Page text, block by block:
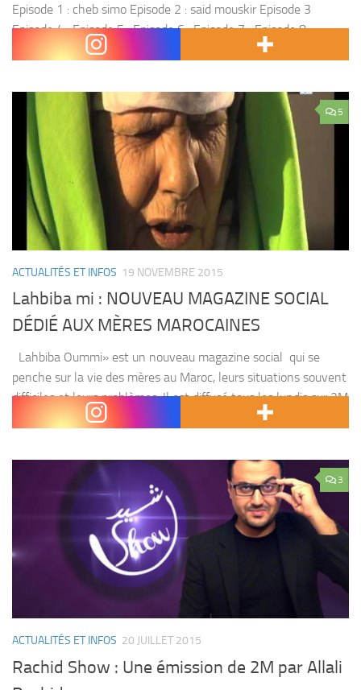
Episode 1 : cheb simo Episode 2 : said mouskir Episode 3
Episode 4 : Episode 5 : Episode 6 : Episode 7 ; Episode 8 :
Episode 9 : Episode 10 : Episode...
5
ACTUALITÉS ET INFOS 19 NOVEMBRE 2015
Lahbiba mi : NOUVEAU MAGAZINE SOCIAL
DÉDIÉ AUX MÈRES MAROCAINES
Lahbiba Oummi» est un nouveau magazine social qui se
penche sur la vie des mères au Maroc, leurs situations souvent
difficiles et leurs problèmes. Il est diffusé tous les lundis sur 2M
3
ACTUALITÉS ET INFOS 20 JUILLET 2015
Rachid Show : Une émission de 2M par Allali